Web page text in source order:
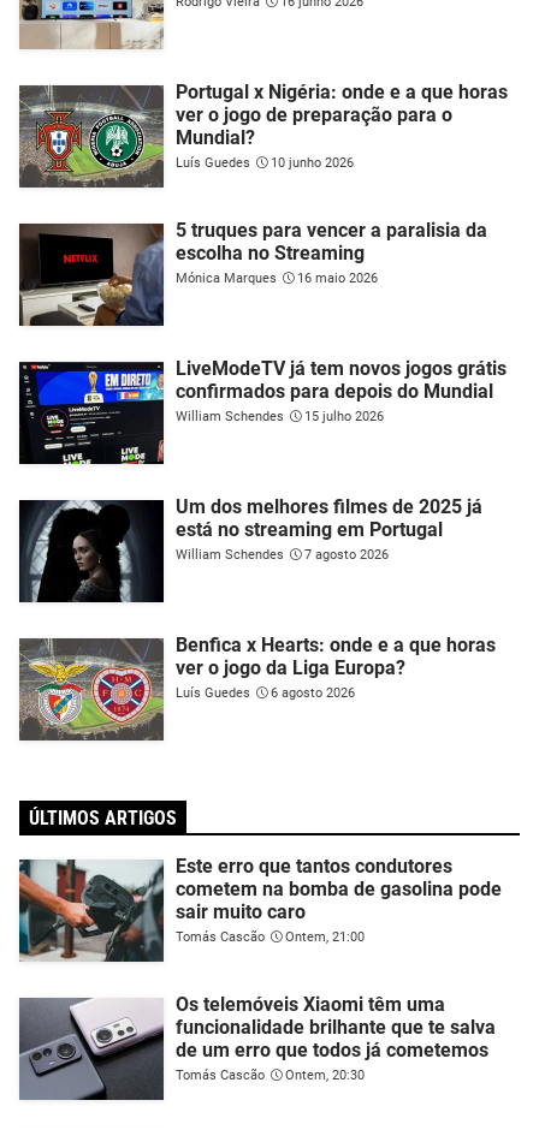
Portugal x Nigéria: onde e a que horas
ver o jogo de preparação para o
Mundial?
Luís Guedes 10 junho 2026
5 truques para vencer a paralisia da
escolha no Streaming
Mónica Marques 16 maio 2026
LiveModeTV já tem novos jogos grátis
confirmados para depois do Mundial
William Schendes 15 julho 2026
Um dos melhores filmes de 2025 já
está no streaming em Portugal
William Schendes 7 agosto 2026
Benfica x Hearts: onde e a que horas
ver o jogo da Liga Europa?
Luís Guedes 6 agosto 2026
ÚLTIMOS ARTIGOS
Este erro que tantos condutores
cometem na bomba de gasolina pode
sair muito caro
Tomás Cascão Ontem, 21:00
Os telemóveis Xiaomi têm uma
funcionalidade brilhante que te salva
de um erro que todos já cometemos
Tomás Cascão Ontem, 20:30